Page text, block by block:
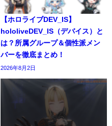
【ホロライブDEV_IS】
hololiveDEV_IS（デバイス）と
は？所属グループ＆個性派メン
バーを徹底まとめ！
2026年8月2日